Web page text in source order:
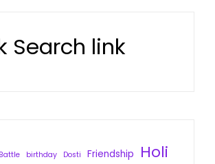
Search link
Battle birthday Dosti Friendship
Holi